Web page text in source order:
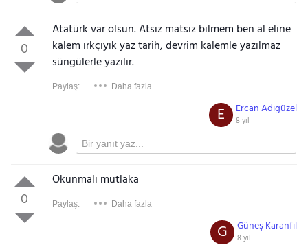
0
Atatürk var olsun. Atsız matsız bilmem ben al eline
kalem ırkçıyık yaz tarih, devrim kalemle yazılmaz
süngülerle yazılır.
Paylaş: Daha fazla
Ercan Adıgüzel
8 yıl
E
0
Okunmalı mutlaka
Paylaş: Daha fazla
Güneş Karanfil
8 yıl
G